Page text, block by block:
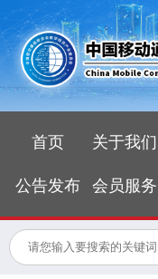
首页 关于我们
公告发布 会员服务